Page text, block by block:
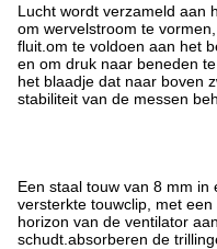
Lucht wordt verzameld aan
om wervelstroom te
fluit.om te voldoen aan het
en om druk naar beneden
het blaadje dat naar boven
stabiliteit van de messen
Een staal touw van 8 mm in
versterkte touwclip, met
horizon van de ventilator
schudt.absorberen de